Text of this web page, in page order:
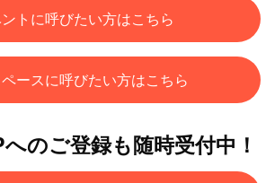
トに呼びたい方はこちら
ースに呼びたい方はこちら
のご登録も随時受付中！